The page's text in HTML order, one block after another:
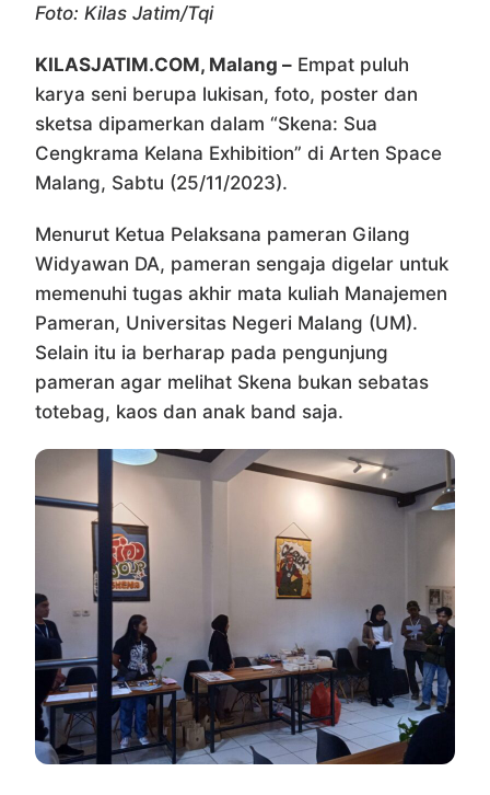
Foto: Kilas Jatim/Tqi
KILASJATIM.COM, Malang – Empat puluh
karya seni berupa lukisan, foto, poster dan
sketsa dipamerkan dalam “Skena: Sua
Cengkrama Kelana Exhibition” di Arten Space
Malang, Sabtu (25/11/2023).
Menurut Ketua Pelaksana pameran Gilang
Widyawan DA, pameran sengaja digelar untuk
memenuhi tugas akhir mata kuliah Manajemen
Pameran, Universitas Negeri Malang (UM).
Selain itu ia berharap pada pengunjung
pameran agar melihat Skena bukan sebatas
totebag, kaos dan anak band saja.